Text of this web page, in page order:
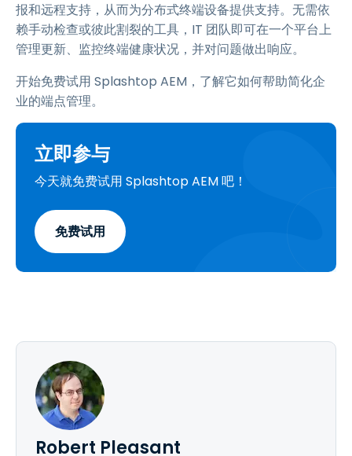
报和远程支持，从而为分布式终端设备提供支持。无需依
赖手动检查或彼此割裂的工具，IT 团队即可在一个平台上
管理更新、监控终端健康状况，并对问题做出响应。
开始免费试用 Splashtop AEM，了解它如何帮助简化企
业的端点管理。
立即参与
今天就免费试用 Splashtop AEM 吧！
免费试用
Robert Pleasant